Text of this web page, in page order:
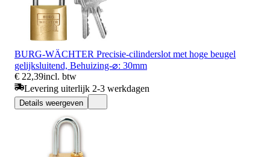
BURG-WÄCHTER Precisie-cilinderslot met hoge beugel
gelijksluitend, Behuizing-⌀: 30mm
€ 22,39incl. btw
Levering uiterlijk 2-3 werkdagen
Details weergeven